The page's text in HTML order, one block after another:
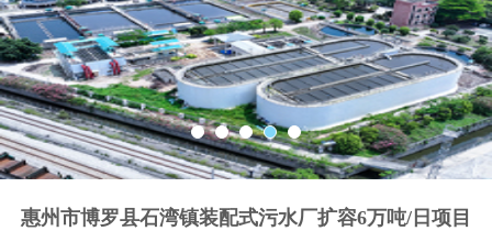
惠州市博罗县石湾镇装配式污水厂扩容6万吨/日项目